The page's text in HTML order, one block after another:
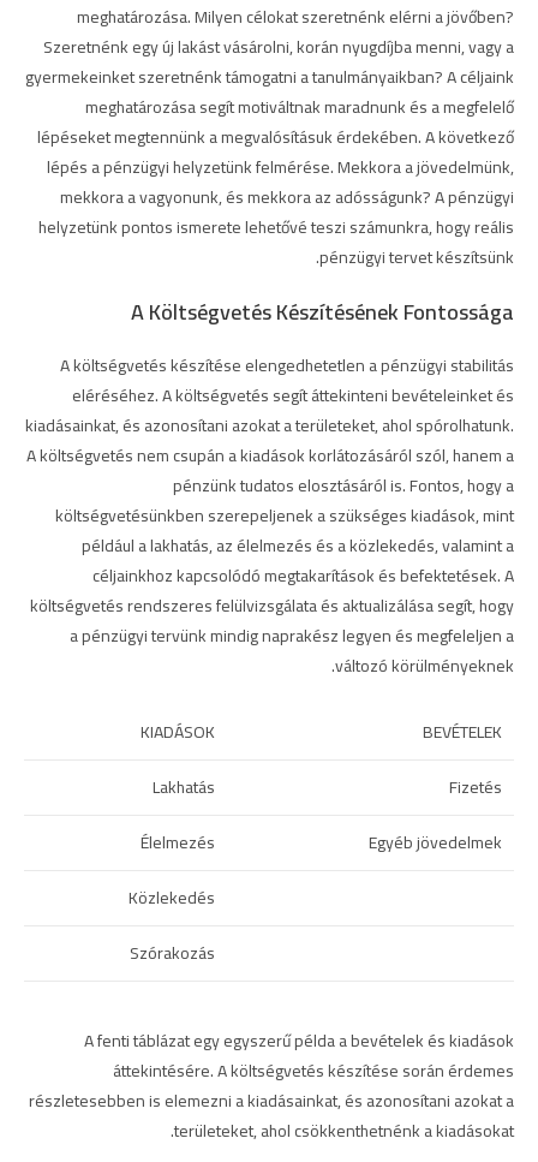
meghatározása. Milyen célokat szeretnénk elérni a jövőben?
Szeretnénk egy új lakást vásárolni, korán nyugdíjba menni, vagy a
gyermekeinket szeretnénk támogatni a tanulmányaikban? A céljaink
meghatározása segít motiváltnak maradnunk és a megfelelő
lépéseket megtennünk a megvalósításuk érdekében. A következő
lépés a pénzügyi helyzetünk felmérése. Mekkora a jövedelmünk,
mekkora a vagyonunk, és mekkora az adósságunk? A pénzügyi
helyzetünk pontos ismerete lehetővé teszi számunkra, hogy reális
pénzügyi tervet készítsünk.
A Költségvetés Készítésének Fontossága
A költségvetés készítése elengedhetetlen a pénzügyi stabilitás
eléréséhez. A költségvetés segít áttekinteni bevételeinket és
kiadásainkat, és azonosítani azokat a területeket, ahol spórolhatunk.
A költségvetés nem csupán a kiadások korlátozásáról szól, hanem a
pénzünk tudatos elosztásáról is. Fontos, hogy a
költségvetésünkben szerepeljenek a szükséges kiadások, mint
például a lakhatás, az élelmezés és a közlekedés, valamint a
céljainkhoz kapcsolódó megtakarítások és befektetések. A
költségvetés rendszeres felülvizsgálata és aktualizálása segít, hogy
a pénzügyi tervünk mindig naprakész legyen és megfeleljen a
változó körülményeknek.
BEVÉTELEK
KIADÁSOK
Fizetés
Lakhatás
Egyéb jövedelmek
Élelmezés
Közlekedés
Szórakozás
A fenti táblázat egy egyszerű példa a bevételek és kiadások
áttekintésére. A költségvetés készítése során érdemes
részletesebben is elemezni a kiadásainkat, és azonosítani azokat a
területeket, ahol csökkenthetnénk a kiadásokat.